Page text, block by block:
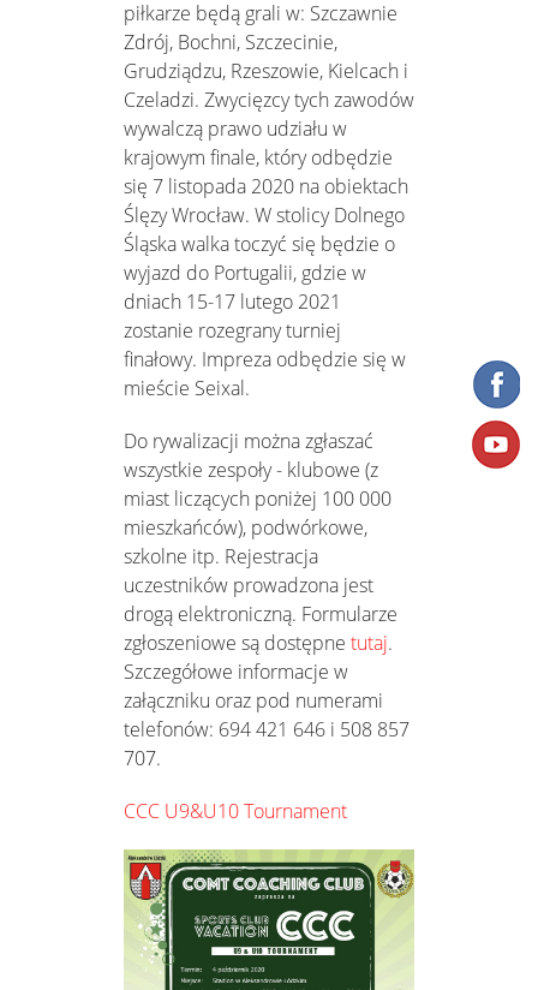
piłkarze będą grali w: Szczawnie
Zdrój, Bochni, Szczecinie,
Grudziądzu, Rzeszowie, Kielcach i
Czeladzi. Zwycięzcy tych zawodów
wywalczą prawo udziału w
krajowym finale, który odbędzie
się 7 listopada 2020 na obiektach
Ślęzy Wrocław. W stolicy Dolnego
Śląska walka toczyć się będzie o
wyjazd do Portugalii, gdzie w
dniach 15-17 lutego 2021
zostanie rozegrany turniej
finałowy. Impreza odbędzie się w
mieście Seixal.
Do rywalizacji można zgłaszać
wszystkie zespoły - klubowe (z
miast liczących poniżej 100 000
mieszkańców), podwórkowe,
szkolne itp. Rejestracja
uczestników prowadzona jest
drogą elektroniczną. Formularze
zgłoszeniowe są dostępne tutaj.
Szczegółowe informacje w
załączniku oraz pod numerami
telefonów: 694 421 646 i 508 857
707.
CCC U9&U10 Tournament